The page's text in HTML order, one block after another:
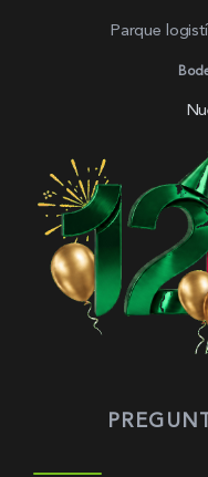
Parque